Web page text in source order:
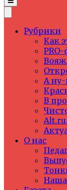
Рубрики
Как
А ну-
В
О нас